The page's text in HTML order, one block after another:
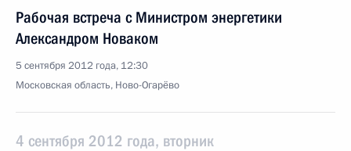
Рабочая встреча с Министром энергетики
Александром Новаком
5 сентября 2012 года, 12:30
Московская область, Ново-Огарёво
4 сентября 2012 года, вторник